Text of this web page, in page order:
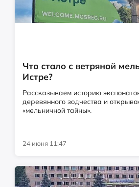
Что стало с ветряной
Истре?
Рассказываем историю
деревянного зодчества и
«мельничной тайны».
24 июня 11:47